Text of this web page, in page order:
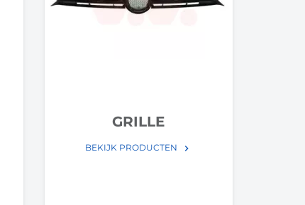
GRILLE
BEKIJK PRODUCTEN keyboard_arrow_right